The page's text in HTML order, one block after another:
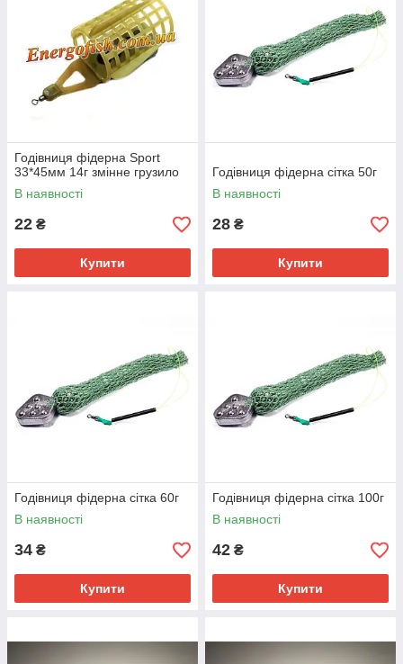
Годівниця фідерна Sport
33*45мм 14г змінне грузило
В наявності
22 ₴
Купити
Годівниця фідерна сітка 50г
В наявності
28 ₴
Купити
Годівниця фідерна сітка 60г
В наявності
34 ₴
Купити
Годівниця фідерна сітка 100г
В наявності
42 ₴
Купити